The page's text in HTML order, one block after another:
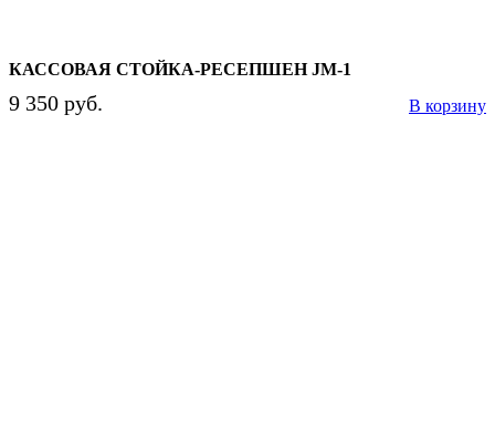
КАССОВАЯ СТОЙКА-РЕСЕПШЕН JM-1
9 350 руб. В корзину